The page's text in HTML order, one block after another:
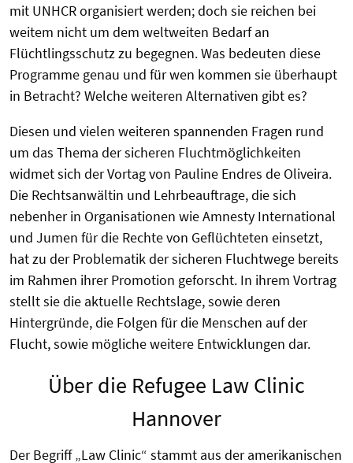
mit UNHCR organisiert werden; doch sie reichen bei
weitem nicht um dem weltweiten Bedarf an
Flüchtlingsschutz zu begegnen. Was bedeuten diese
Programme genau und für wen kommen sie überhaupt
in Betracht? Welche weiteren Alternativen gibt es?
Diesen und vielen weiteren spannenden Fragen rund
um das Thema der sicheren Fluchtmöglichkeiten
widmet sich der Vortag von Pauline Endres de Oliveira.
Die Rechtsanwältin und Lehrbeauftrage, die sich
nebenher in Organisationen wie Amnesty International
und Jumen für die Rechte von Geflüchteten einsetzt,
hat zu der Problematik der sicheren Fluchtwege bereits
im Rahmen ihrer Promotion geforscht. In ihrem Vortrag
stellt sie die aktuelle Rechtslage, sowie deren
Hintergründe, die Folgen für die Menschen auf der
Flucht, sowie mögliche weitere Entwicklungen dar.
Über die Refugee Law Clinic
Hannover
Der Begriff „Law Clinic“ stammt aus der amerikanischen